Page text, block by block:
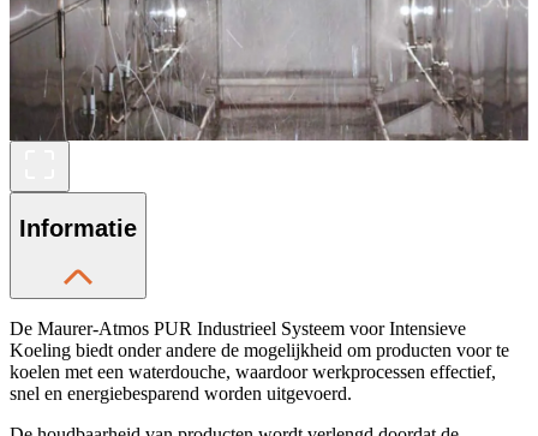
Informatie
De Maurer-Atmos PUR Industrieel Systeem voor Intensieve
Koeling biedt onder andere de mogelijkheid om producten voor te
koelen met een waterdouche, waardoor werkprocessen effectief,
snel en energiebesparend worden uitgevoerd.